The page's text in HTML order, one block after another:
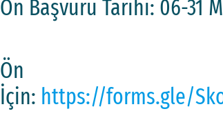
Ön Başvuru Tarihi: 06-31
Ön
İçin: https://forms.gle/